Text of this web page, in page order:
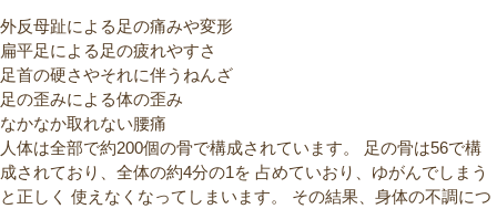
外反母趾による足の痛みや変形
扁平足による足の疲れやすさ
足首の硬さやそれに伴うねんざ
足の歪みによる体の歪み
なかなか取れない腰痛
人体は全部で約200個の骨で構成されています。 足の骨は56で構
成されており、全体の約4分の1を 占めていおり、ゆがんでしまう
と正しく 使えなくなってしまいます。 その結果、身体の不調につ